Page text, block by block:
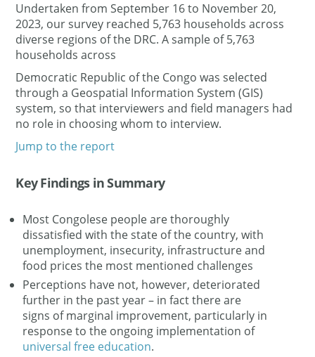
Undertaken from September 16 to November 20,
2023, our survey reached 5,763 households across
diverse regions of the DRC. A sample of 5,763
households across
Democratic Republic of the Congo was selected
through a Geospatial Information System (GIS)
system, so that interviewers and field managers had
no role in choosing whom to interview.
Jump to the report
Key Findings in Summary
Most Congolese people are thoroughly
dissatisfied with the state of the country, with
unemployment, insecurity, infrastructure and
food prices the most mentioned challenges
Perceptions have not, however, deteriorated
further in the past year – in fact there are
signs of marginal improvement, particularly in
response to the ongoing implementation of
universal free education.